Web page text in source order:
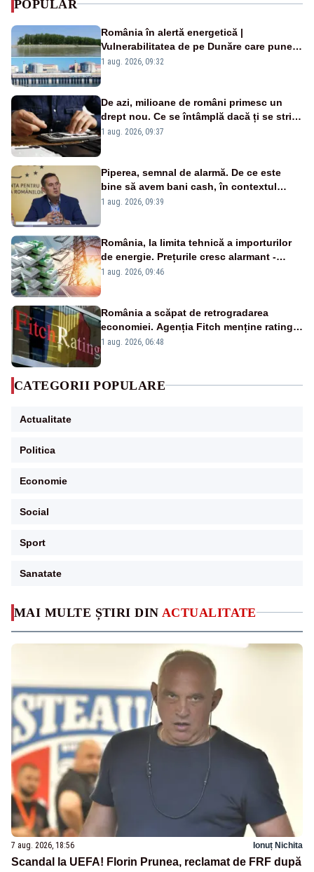
MAI MULTE ȘTIRI DIN ACTUALITATE
7 aug. 2026, 18:56 Ionuț Nichita
Scandal la UEFA! Florin Prunea, reclamat de FRF după
POPULAR
România în alertă energetică |
Vulnerabilitatea de pe Dunăre care pune
în pericol Centrala Cernavodă era
1 aug. 2026, 09:32
De azi, milioane de români primesc un
drept nou. Ce se întâmplă dacă ți se strică
un produs
1 aug. 2026, 09:37
Piperea, semnal de alarmă. De ce este
bine să avem bani cash, în contextul
alertei energetice?
1 aug. 2026, 09:39
România, la limita tehnică a importurilor
de energie. Prețurile cresc alarmant -
Analiză Realitatea Plus
1 aug. 2026, 09:46
România a scăpat de retrogradarea
economiei. Agenția Fitch menține ratingul
„BBB-” cu perspectivă negativă
1 aug. 2026, 06:48
CATEGORII POPULARE
Actualitate
Politica
Economie
Social
Sport
Sanatate